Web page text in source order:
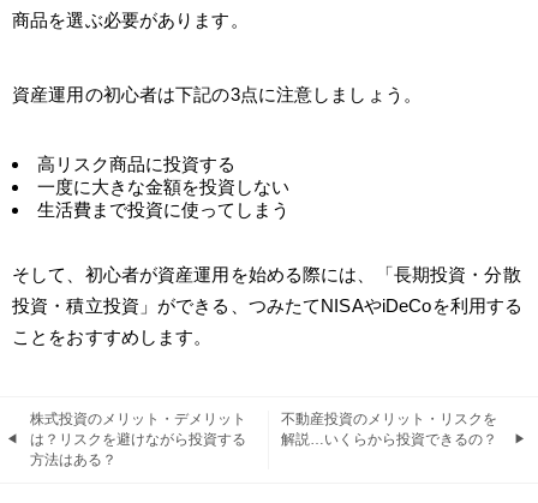
商品を選ぶ必要があります。
資産運用の初心者は下記の3点に注意しましょう。
高リスク商品に投資する
一度に大きな金額を投資しない
生活費まで投資に使ってしまう
そして、初心者が資産運用を始める際には、「長期投資・分散
投資・積立投資」ができる、つみたてNISAやiDeCoを利用する
ことをおすすめします。
株式投資のメリット・デメリット
は？リスクを避けながら投資する
方法はある？
不動産投資のメリット・リスクを
解説…いくらから投資できるの？